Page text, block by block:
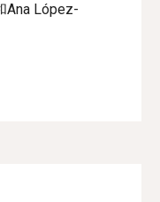
Ana López-